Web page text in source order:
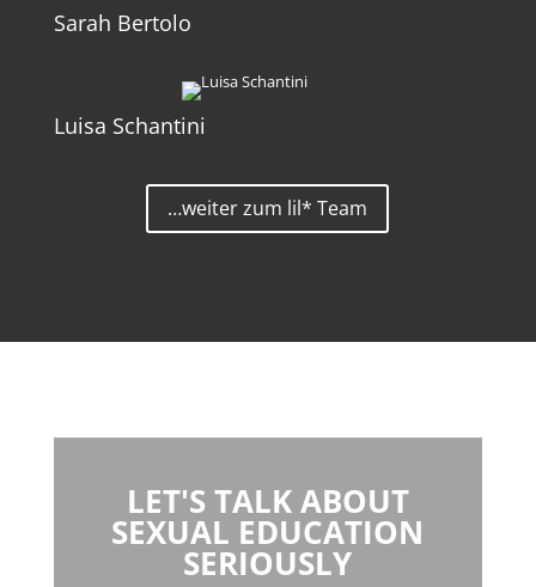
Sarah Bertolo
Luisa Schantini
…weiter zum lil* Team
LET'S TALK ABOUT
SEXUAL EDUCATION
SERIOUSLY